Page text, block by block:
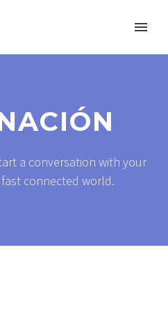
a conversation with your
connected world.